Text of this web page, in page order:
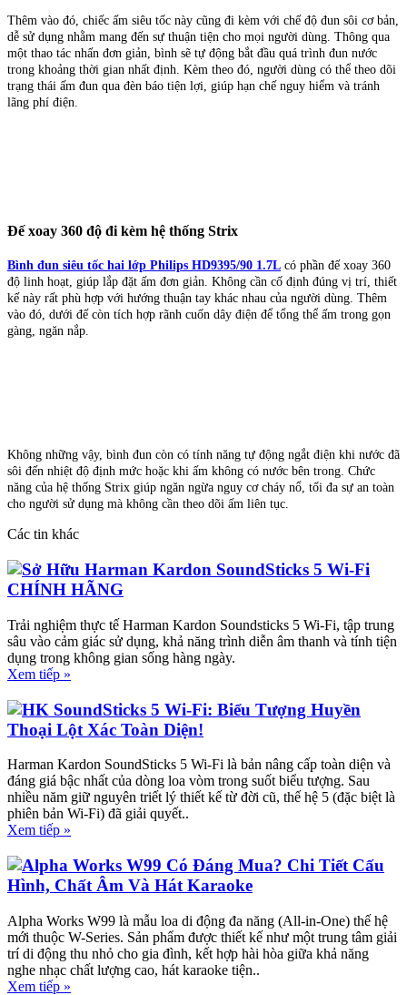
Thêm vào đó, chiếc ấm siêu tốc này cũng đi kèm với chế độ đun sôi cơ bản,
dễ sử dụng nhằm mang đến sự thuận tiện cho mọi người dùng. Thông qua
một thao tác nhấn đơn giản, bình sẽ tự động bắt đầu quá trình đun nước
trong khoảng thời gian nhất định. Kèm theo đó, người dùng có thể theo dõi
trạng thái ấm đun qua đèn báo tiện lợi, giúp hạn chế nguy hiểm và tránh
lãng phí điện.
Đế xoay 360 độ đi kèm hệ thống Strix
Bình đun siêu tốc hai lớp Philips HD9395/90 1.7L có phần đế xoay 360
độ linh hoạt, giúp lắp đặt ấm đơn giản. Không cần cố định đúng vị trí, thiết
kế này rất phù hợp với hướng thuận tay khác nhau của người dùng. Thêm
vào đó, dưới đế còn tích hợp rãnh cuốn dây điện để tổng thể ấm trong gọn
gàng, ngăn nắp.
Không những vậy, bình đun còn có tính năng tự động ngắt điện khi nước đã
sôi đến nhiệt độ định mức hoặc khi ấm không có nước bên trong. Chức
năng của hệ thống Strix giúp ngăn ngừa nguy cơ cháy nổ, tối đa sự an toàn
cho người sử dụng mà không cần theo dõi ấm liên tục.
Các tin khác
Sở Hữu Harman Kardon SoundSticks 5 Wi-Fi
CHÍNH HÃNG
Trải nghiệm thực tế Harman Kardon Soundsticks 5 Wi-Fi, tập trung
sâu vào cảm giác sử dụng, khả năng trình diễn âm thanh và tính tiện
dụng trong không gian sống hàng ngày.
Xem tiếp »
HK SoundSticks 5 Wi-Fi: Biểu Tượng Huyền
Thoại Lột Xác Toàn Diện!
Harman Kardon SoundSticks 5 Wi-Fi là bản nâng cấp toàn diện và
đáng giá bậc nhất của dòng loa vòm trong suốt biểu tượng. Sau
nhiều năm giữ nguyên triết lý thiết kế từ đời cũ, thế hệ 5 (đặc biệt là
phiên bản Wi-Fi) đã giải quyết..
Xem tiếp »
Alpha Works W99 Có Đáng Mua? Chi Tiết Cấu
Hình, Chất Âm Và Hát Karaoke
Alpha Works W99 là mẫu loa di động đa năng (All-in-One) thế hệ
mới thuộc W-Series. Sản phẩm được thiết kế như một trung tâm giải
trí di động thu nhỏ cho gia đình, kết hợp hài hòa giữa khả năng
nghe nhạc chất lượng cao, hát karaoke tiện..
Xem tiếp »